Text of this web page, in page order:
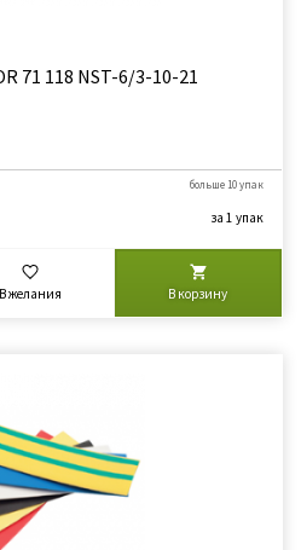
71 118 NST-6/3-10-21
больше 10 упак
за 1 упак
В желания В корзину